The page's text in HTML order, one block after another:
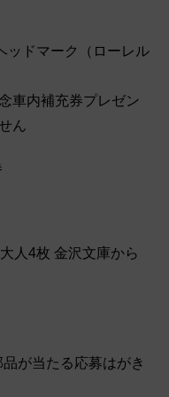
ドマーク（ローレル
内補充券プレゼン
ん
人4枚 金沢文庫から
が当たる応募はがき